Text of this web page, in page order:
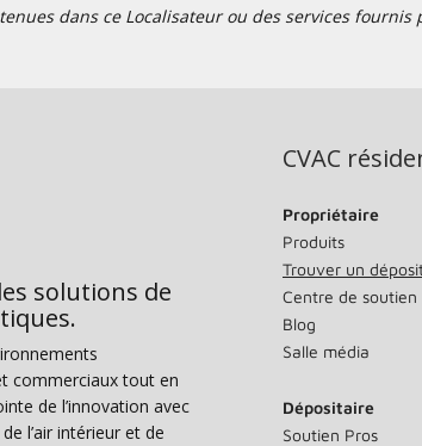
dans ce Localisateur ou des services fournis
solutions de
commerciaux tout en
de l’innovation avec
l’air intérieur et de
CVAC
Propriétaire
Produits
Trouver un
Centre de soutien
Blog
Salle média
Dépositaire
Soutien Pros